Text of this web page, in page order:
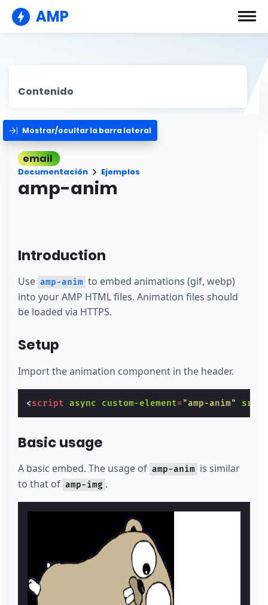
AMP
Contenido
Mostrar/ocultar la barra lateral
email
Documentación Ejemplos
amp-anim
Introduction
Use amp-anim to embed animations (gif, webp)
into your AMP HTML files. Animation files should
be loaded via HTTPS.
Setup
Import the animation component in the header.
<script async custom-element="amp-anim" src
Basic usage
A basic embed. The usage of amp-anim is similar
to that of amp-img .